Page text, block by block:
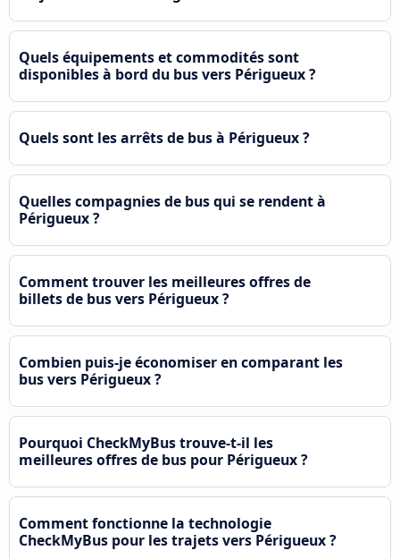
Quels équipements et commodités sont
disponibles à bord du bus vers Périgueux ?
Quels sont les arrêts de bus à Périgueux ?
Quelles compagnies de bus qui se rendent à
Périgueux ?
Comment trouver les meilleures offres de
billets de bus vers Périgueux ?
Combien puis-je économiser en comparant les
bus vers Périgueux ?
Pourquoi CheckMyBus trouve-t-il les
meilleures offres de bus pour Périgueux ?
Comment fonctionne la technologie
CheckMyBus pour les trajets vers Périgueux ?